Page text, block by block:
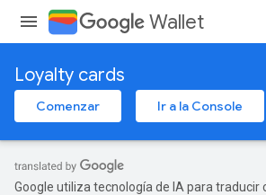
Wallet
Loyalty cards
Comenzar Ir a la Console
Google utiliza tecnología de IA para traducir